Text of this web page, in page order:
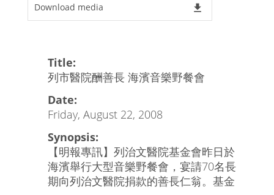
Download media file_download
Title:
列市醫院酬善長 海濱音樂野餐會
Date:
Friday, August 22, 2008
Synopsis:
【明報專訊】列治文醫院基金會昨日於
海濱舉行大型音樂野餐會，宴請70名長
期向列治文醫院捐款的善長仁翁。基金